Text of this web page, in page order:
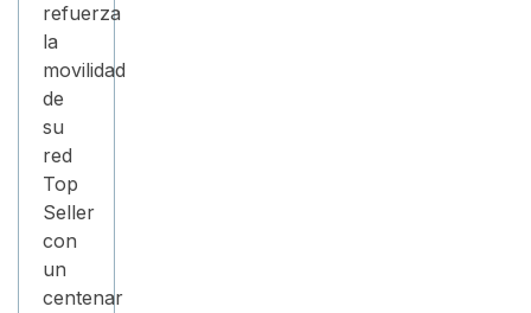
refuerza
la
movilidad
de
su
red
Top
Seller
con
un
centenar